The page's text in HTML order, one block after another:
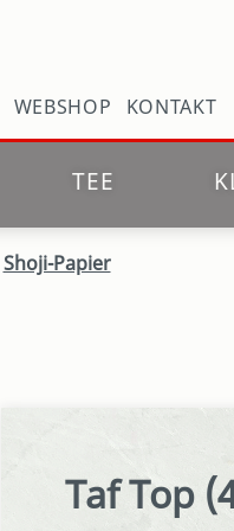
WEBSHOP KONTAKT
TEE
Shoji-Papier
Taf Top